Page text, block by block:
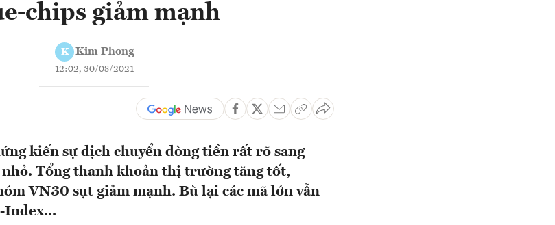
chips giảm mạnh
K Kim Phong
12:02, 30/08/2021
kiến sự dịch chuyển dòng tiền rất rõ sang
nhỏ. Tổng thanh khoản thị trường tăng tốt,
VN30 sụt giảm mạnh. Bù lại các mã lớn vẫn
Index...